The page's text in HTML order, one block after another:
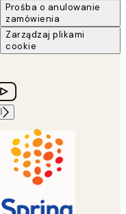
Prośba o anulowanie
zamówienia
Zarządzaj plikami
cookie